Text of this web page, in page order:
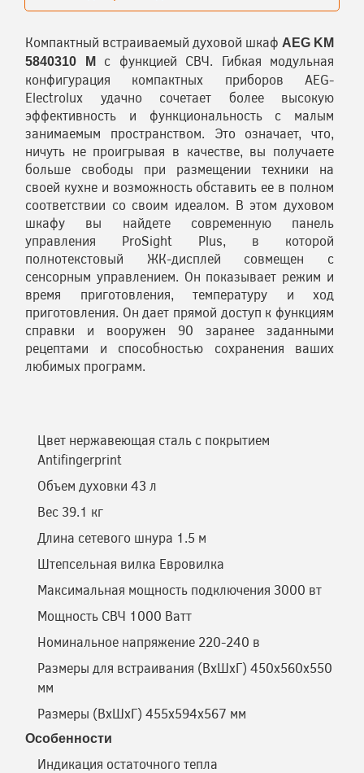
Компактный встраиваемый духовой шкаф AEG KM
5840310 Mс функцией СВЧ. Гибкая модульная
конфигурация компактных приборов AEG-
Electrolux удачно сочетает более высокую
эффективность и функциональность с малым
занимаемым пространством. Это означает, что,
ничуть не проигрывая в качестве, вы получаете
больше свободы при размещении техники на
своей кухне и возможность обставить ее в полном
соответствии со своим идеалом. В этом духовом
шкафу вы найдете современную панель
управления ProSight Plus, в которой
полнотекстовый ЖК-дисплей совмещен с
сенсорным управлением. Он показывает режим и
время приготовления, температуру и ход
приготовления. Он дает прямой доступ к функциям
справки и вооружен 90 заранее заданными
рецептами и способностью сохранения ваших
любимых программ.
Цвет нержавеющая сталь с покрытием
Antifingerprint
Объем духовки 43 л
Вес 39.1 кг
Длина сетевого шнура 1.5 м
Штепсельная вилка Евровилка
Максимальная мощность подключения 3000 вт
Мощность СВЧ 1000 Ватт
Номинальное напряжение 220-240 в
Размеры для встраивания (ВхШхГ) 450x560x550
мм
Размеры (ВхШхГ) 455x594x567 мм
Особенности
Индикация остаточного тепла